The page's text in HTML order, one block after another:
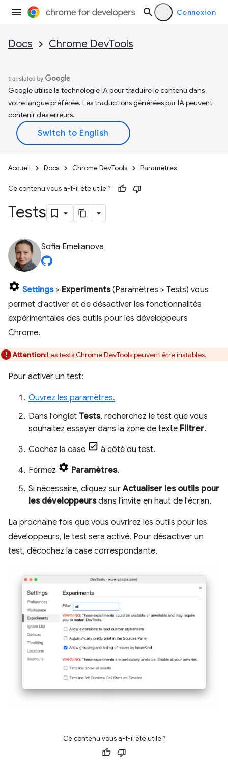
Connexion
Docs Chrome DevTools
Google utilise la technologie IA pour traduire le contenu dans
votre langue préférée. Les traductions générées par IA peuvent
contenir des erreurs.
Accueil Docs Chrome DevTools Paramètres
Ce contenu vous a-t-il été utile ?
Tests
Sofia Emelianova
Settings> Experiments(Paramètres > Tests) vous
permet d'activer et de désactiver les fonctionnalités
expérimentales des outils pour les développeurs
Chrome.
Attention:Les tests Chrome DevTools peuvent être instables.
Pour activer un test:
Ouvrez les paramètres.
Dans l'onglet Tests, recherchez le test que vous
souhaitez essayer dans la zone de texte Filtrer.
Cochez la case à côté du test.
Fermez Paramètres.
Si nécessaire, cliquez surActualiser les outils pour
les développeursdans l'invite en haut de l'écran.
La prochaine fois que vous ouvrirez les outils pour les
développeurs, le test sera activé. Pour désactiver un
test, décochez la case correspondante.
Ce contenu vous a-t-il été utile ?